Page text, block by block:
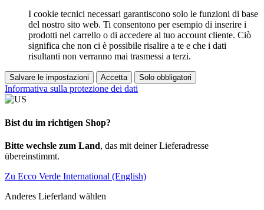
I cookie tecnici necessari garantiscono solo le funzioni di base
del nostro sito web. Ti consentono per esempio di inserire i
prodotti nel carrello o di accedere al tuo account cliente. Ciò
significa che non ci è possibile risalire a te e che i dati
risultanti non verranno mai trasmessi a terzi.
Salvare le impostazioni Accetta Solo obbligatori
Informativa sulla protezione dei dati
Bist du im richtigen Shop?
Bitte wechsle zum Land, das mit deiner Lieferadresse
übereinstimmt.
Zu Ecco Verde International (English)
Anderes Lieferland wählen